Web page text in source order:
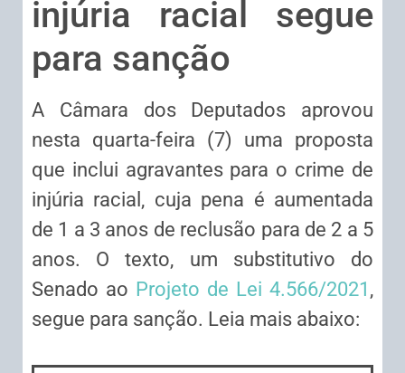
injúria racial segue
para sanção
A Câmara dos Deputados aprovou
nesta quarta-feira (7) uma proposta
que inclui agravantes para o crime de
injúria racial, cuja pena é aumentada
de 1 a 3 anos de reclusão para de 2 a 5
anos. O texto, um substitutivo do
Senado ao Projeto de Lei 4.566/2021 ,
segue para sanção. Leia mais abaixo: